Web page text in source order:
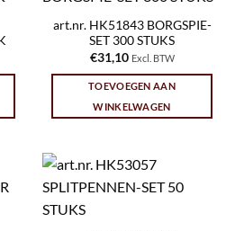
art.nr. HK51843 BORGSPIE-
SET 300 STUKS
€31,10 Excl. BTW
TOEVOEGEN AAN
WINKELWAGEN